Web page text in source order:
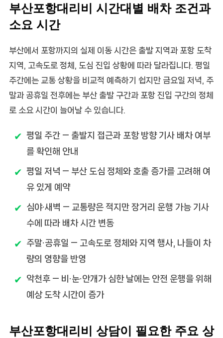
부산포항대리비 시간대별 배차 조건과
소요 시간
부산에서 포항까지의 실제 이동 시간은 출발 지역과 포항 도착
지역, 고속도로 정체, 도심 진입 상황에 따라 달라집니다. 평일
주간에는 교통 상황을 비교적 예측하기 쉽지만 금요일 저녁, 주
말과 공휴일 전후에는 부산 출발 구간과 포항 진입 구간의 정체
로 소요 시간이 늘어날 수 있습니다.
평일 주간— 출발지 접근과 포항 방향 기사 배차 여부
를 확인해 안내
평일 저녁 — 부산 도심 정체와 호출 증가를 고려해 여
유 있게 예약
심야·새벽 — 교통량은 적지만 장거리 운행 가능 기사
수에 따라 배차 시간 변동
주말·공휴일 — 고속도로 정체와 지역 행사, 나들이 차
량의 영향을 반영
악천후— 비·눈·안개가 심한 날에는 안전 운행을 위해
예상 도착 시간이 증가
부산포항대리비 상담이 필요한 주요 상